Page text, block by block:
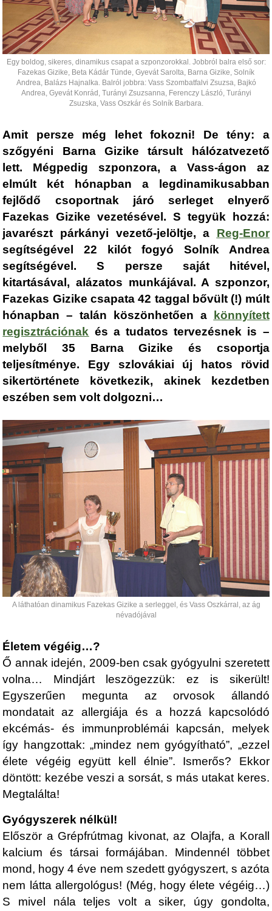
Egy boldog, sikeres, dinamikus csapat a szponzorokkal. Jobbról balra első sor:
Fazekas Gizike, Beta Kádár Tünde, Gyevát Sarolta, Barna Gizike, Solník
Andrea, Balázs Hajnalka. Balról jobbra: Vass Szombatfalvi Zsuzsa, Bajkó
Andrea, Gyevát Konrád, Turányi Zsuzsanna, Ferenczy László, Turányi
Zsuzska, Vass Oszkár és Solník Barbara.
Amit persze még lehet fokozni! De tény: a
szőgyéni Barna Gizike társult hálózatvezető
lett. Mégpedig szponzora, a Vass-ágon az
elmúlt két hónapban a legdinamikusabban
fejlődő csoportnak járó serleget elnyerő
Fazekas Gizike vezetésével. S tegyük hozzá:
javarészt párkányi vezető-jelöltje, a Reg-Enor
segítségével 22 kilót fogyó Solník Andrea
segítségével. S persze saját hitével,
kitartásával, alázatos munkájával. A szponzor,
Fazekas Gizike csapata 42 taggal bővült (!) múlt
hónapban – talán köszönhetően a könnyített
regisztrációnak és a tudatos tervezésnek is –
melyből 35 Barna Gizike és csoportja
teljesítménye. Egy szlovákiai új hatos rövid
sikertörténete következik, akinek kezdetben
eszében sem volt dolgozni…
A láthatóan dinamikus Fazekas Gizike a serleggel, és Vass Oszkárral, az ág
névadójával
Életem végéig…?
Ő annak idején, 2009-ben csak gyógyulni szeretett
volna… Mindjárt leszögezzük: ez is sikerült!
Egyszerűen megunta az orvosok állandó
mondatait az allergiája és a hozzá kapcsolódó
ekcémás- és immunproblémái kapcsán, melyek
így hangzottak: „mindez nem gyógyítható”, „ezzel
élete végéig együtt kell élnie”. Ismerős? Ekkor
döntött: kezébe veszi a sorsát, s más utakat keres.
Megtalálta!
Gyógyszerek nélkül!
Először a Grépfrútmag kivonat, az Olajfa, a Korall
kalcium és társai formájában. Mindennél többet
mond, hogy 4 éve nem szedett gyógyszert, s azóta
nem látta allergológus! (Még, hogy élete végéig…)
S mivel nála teljes volt a siker, úgy gondolta,